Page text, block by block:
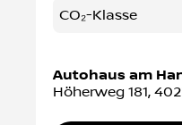
CO₂-Klasse
Autohaus am
Höherweg 181,